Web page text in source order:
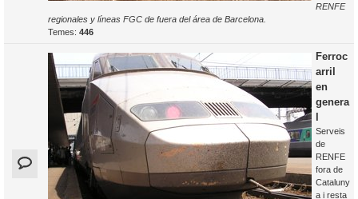
RENFE
regionales y líneas FGC de fuera del área de Barcelona.
Temes: 446
Ferroc
arril
en
genera
Serveis
de
RENFE
fora de
Cataluny
a i resta